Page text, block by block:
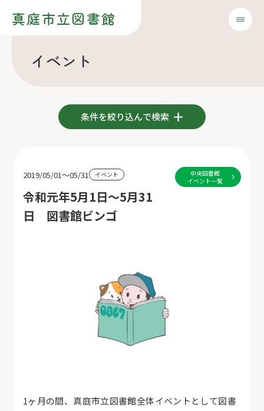
真庭市立図書館
イベント
条件を絞り込んで検索
2019/05/01～05/31 イベント
令和元年5月1日～5月31
日 図書館ビンゴ
中央図書館
イベント一覧
1ヶ月の間、真庭市立図書館全体イベントとして図書